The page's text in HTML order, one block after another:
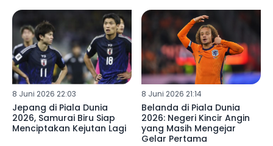
8 Juni 2026 22:03
Jepang di Piala Dunia
2026, Samurai Biru Siap
Menciptakan Kejutan Lagi
8 Juni 2026 21:14
Belanda di Piala Dunia
2026: Negeri Kincir Angin
yang Masih Mengejar
Gelar Pertama